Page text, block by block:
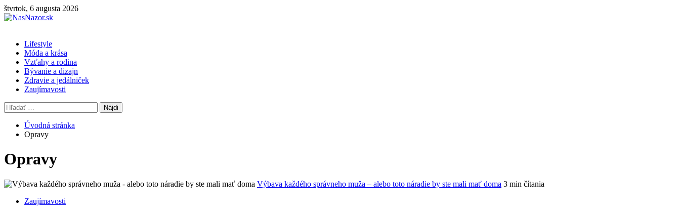
Skip
to
štvrtok, 6 augusta 2026
Primary
Menu
Lifestyle
Móda a krása
Vzťahy a rodina
Bývanie a dizajn
Zdravie a jedálniček
Zaujímavosti
Hľadať:
Úvodná stránka
Opravy
Opravy
Výbava každého správneho muža – alebo toto náradie by ste mali mať doma 3 min čítania
Zaujímavosti